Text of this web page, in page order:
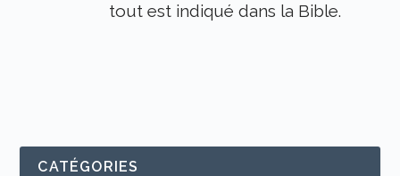
tout est indiqué dans la Bible.
CATÉGORIES